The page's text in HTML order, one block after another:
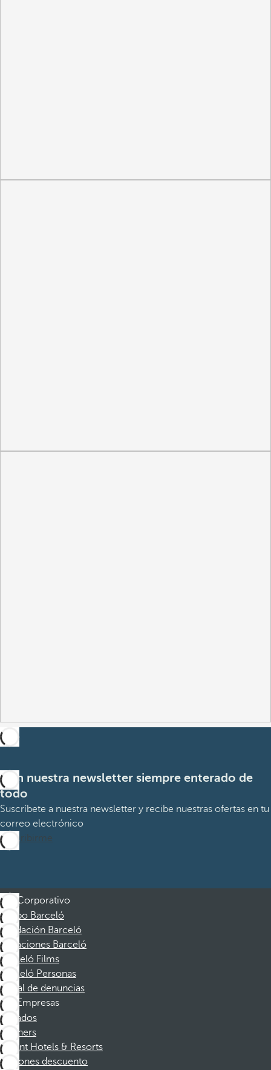
Con nuestra newsletter siempre enterado de
todo
Suscríbete a nuestra newsletter y recibe nuestras ofertas en tu
correo electrónico
Suscribirme
Corporativo
Grupo Barceló
Fundación Barceló
Vacaciones Barceló
Barceló Films
Barceló Personas
Canal de denuncias
Empresas
Afiliados
Partners
Dorint Hotels & Resorts
Cupones descuento